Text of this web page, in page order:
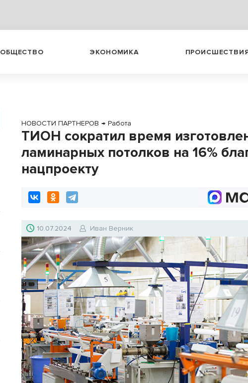
ОБЩЕСТВО ЭКОНОМИКА
НОВОСТИ ПАРТНЕРОВ → Работа
ТИОН сократил время
ламинарных потолков на 16%
нацпроекту
10.07.2024 Иван Верник